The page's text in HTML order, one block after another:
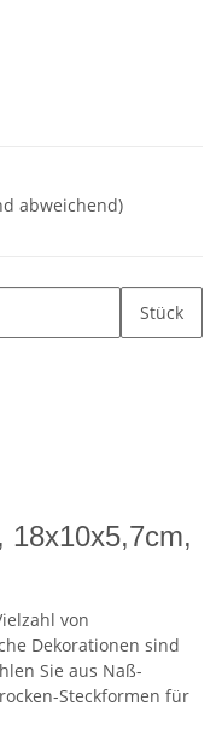
abweichend)
Stück
18x10x5,7cm,
von
Dekorationen sind
Sie aus Naß-
Steckformen für